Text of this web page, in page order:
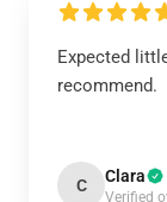
Expected
recommend.
C Clara
Verified